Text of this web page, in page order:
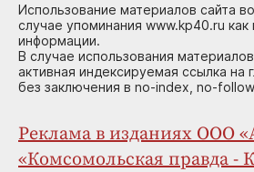
Использование материалов сайта
случае упоминания www.kp40.ru как
информации.
В случае использования
активная индексируемая ссылка на
без заключения в no-index, no-
Реклама в изданиях ООО
«Комсомольская правда -